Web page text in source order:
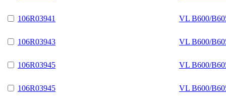
106R03941 VL B600/
106R03943 VL B600/
106R03945 VL B600/
106R03945 VL B600/